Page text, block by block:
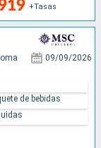
+Tasas
09/09/2026
de bebidas